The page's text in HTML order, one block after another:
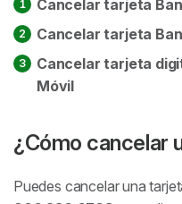
Cancelar tarjeta
Cancelar tarjeta
Cancelar tarjeta
Móvil
¿Cómo cancelar
Puedes cancelar una